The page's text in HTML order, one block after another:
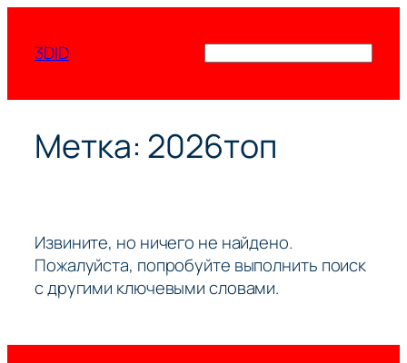
содержимому
3DID
Метка: 2026топ
Извините, но ничего не найдено.
Пожалуйста, попробуйте выполнить поиск
с другими ключевыми словами.